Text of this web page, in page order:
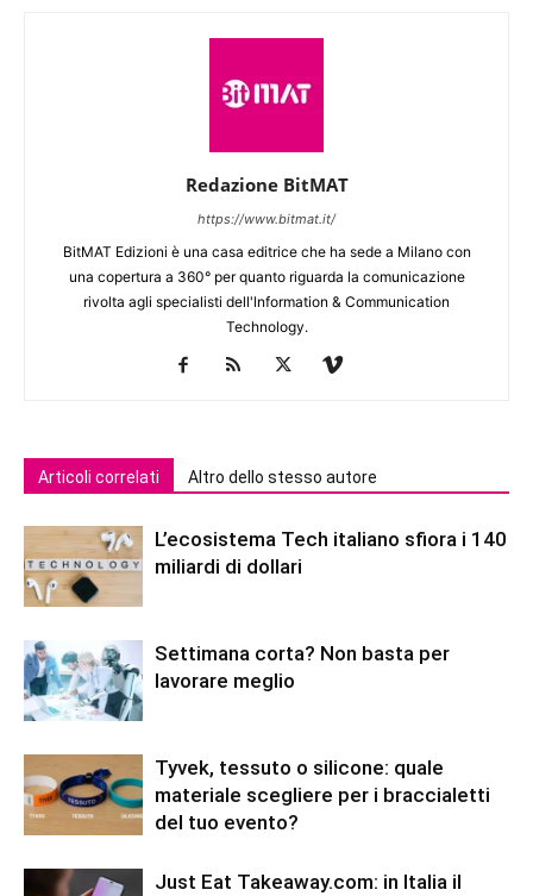
Redazione BitMAT
https://www.bitmat.it/
BitMAT Edizioni è una casa editrice che ha sede a Milano con
una copertura a 360° per quanto riguarda la comunicazione
rivolta agli specialisti dell'lnformation & Communication
Technology.
Articoli correlati Altro dello stesso autore
L’ecosistema Tech italiano sfiora i 140
miliardi di dollari
Settimana corta? Non basta per
lavorare meglio
Tyvek, tessuto o silicone: quale
materiale scegliere per i braccialetti
del tuo evento?
Just Eat Takeaway.com: in Italia il